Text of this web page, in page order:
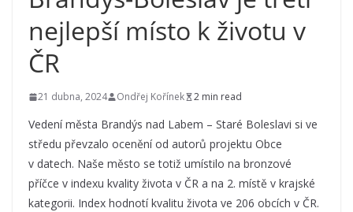
nejlepší místo k životu v
ČR
21 dubna, 2024 Ondřej Kořínek 2 min read
Vedení města Brandýs nad Labem – Staré Boleslavi si ve
středu převzalo ocenění od autorů projektu Obce
v datech. Naše město se totiž umístilo na bronzové
příčce v indexu kvality života v ČR a na 2. místě v krajské
kategorii. Index hodnotí kvalitu života ve 206 obcích v ČR.